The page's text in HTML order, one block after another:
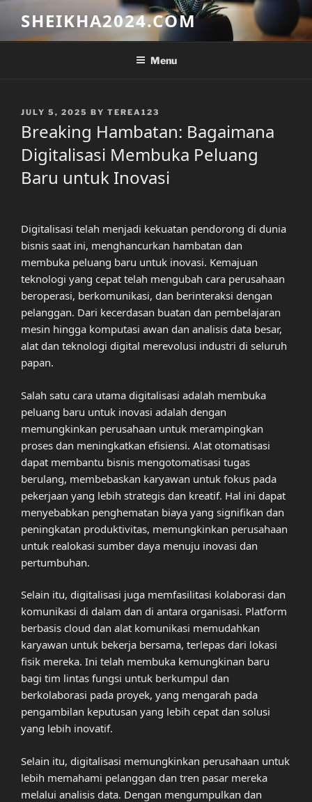
content
SHEIKHA2024.COM
Menu
POSTED
JULY 5, 2025 BY TEREA123
Breaking Hambatan: Bagaimana
Digitalisasi Membuka Peluang
Baru untuk Inovasi
Digitalisasi telah menjadi kekuatan pendorong di dunia
bisnis saat ini, menghancurkan hambatan dan
membuka peluang baru untuk inovasi. Kemajuan
teknologi yang cepat telah mengubah cara perusahaan
beroperasi, berkomunikasi, dan berinteraksi dengan
pelanggan. Dari kecerdasan buatan dan pembelajaran
mesin hingga komputasi awan dan analisis data besar,
alat dan teknologi digital merevolusi industri di seluruh
papan.
Salah satu cara utama digitalisasi adalah membuka
peluang baru untuk inovasi adalah dengan
memungkinkan perusahaan untuk merampingkan
proses dan meningkatkan efisiensi. Alat otomatisasi
dapat membantu bisnis mengotomatisasi tugas
berulang, membebaskan karyawan untuk fokus pada
pekerjaan yang lebih strategis dan kreatif. Hal ini dapat
menyebabkan penghematan biaya yang signifikan dan
peningkatan produktivitas, memungkinkan perusahaan
untuk realokasi sumber daya menuju inovasi dan
pertumbuhan.
Selain itu, digitalisasi juga memfasilitasi kolaborasi dan
komunikasi di dalam dan di antara organisasi. Platform
berbasis cloud dan alat komunikasi memudahkan
karyawan untuk bekerja bersama, terlepas dari lokasi
fisik mereka. Ini telah membuka kemungkinan baru
bagi tim lintas fungsi untuk berkumpul dan
berkolaborasi pada proyek, yang mengarah pada
pengambilan keputusan yang lebih cepat dan solusi
yang lebih inovatif.
Selain itu, digitalisasi memungkinkan perusahaan untuk
lebih memahami pelanggan dan tren pasar mereka
melalui analisis data. Dengan mengumpulkan dan